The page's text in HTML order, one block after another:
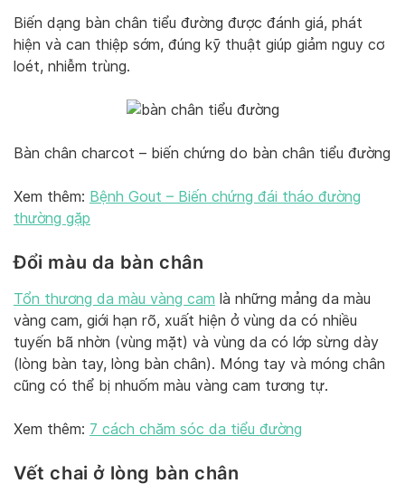
Biến dạng bàn chân tiểu đường được đánh giá, phát
hiện và can thiệp sớm, đúng kỹ thuật giúp giảm nguy cơ
loét, nhiễm trùng.
Bàn chân charcot – biến chứng do bàn chân tiểu đường
Xem thêm: Bệnh Gout – Biến chứng đái tháo đường
thường gặp
Đổi màu da bàn chân
Tổn thương da màu vàng cam là những mảng da màu
vàng cam, giới hạn rõ, xuất hiện ở vùng da có nhiều
tuyến bã nhờn (vùng mặt) và vùng da có lớp sừng dày
(lòng bàn tay, lòng bàn chân). Móng tay và móng chân
cũng có thể bị nhuốm màu vàng cam tương tự.
Xem thêm: 7 cách chăm sóc da tiểu đường
Vết chai ở lòng bàn chân